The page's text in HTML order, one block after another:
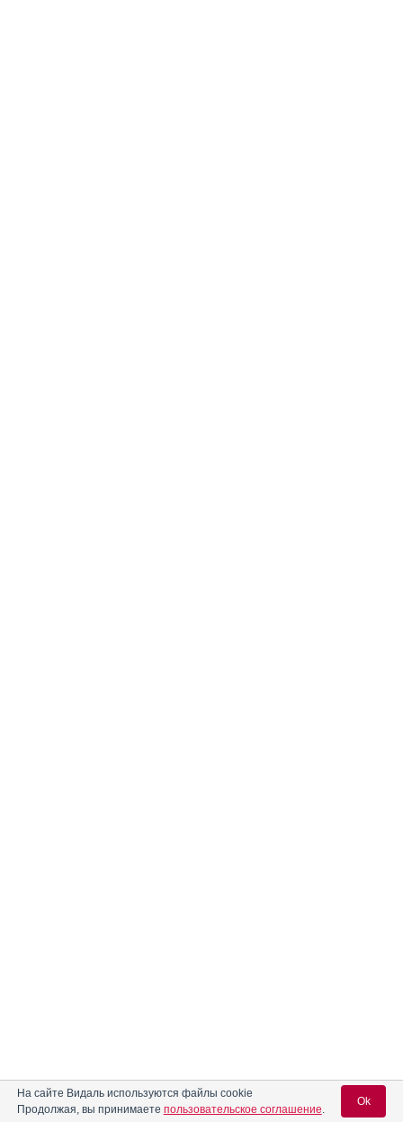
На сайте Видаль используются файлы cookie
Продолжая, вы принимаете пользовательское соглашение.
Ok